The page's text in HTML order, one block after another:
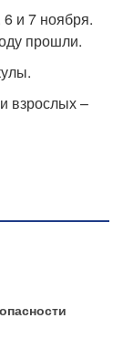
6 и 7 ноября.
прошли.
взрослых –